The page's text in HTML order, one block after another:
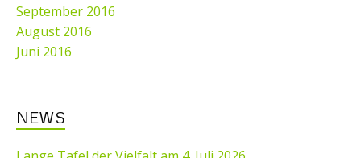
September 2016
August 2016
Juni 2016
NEWS